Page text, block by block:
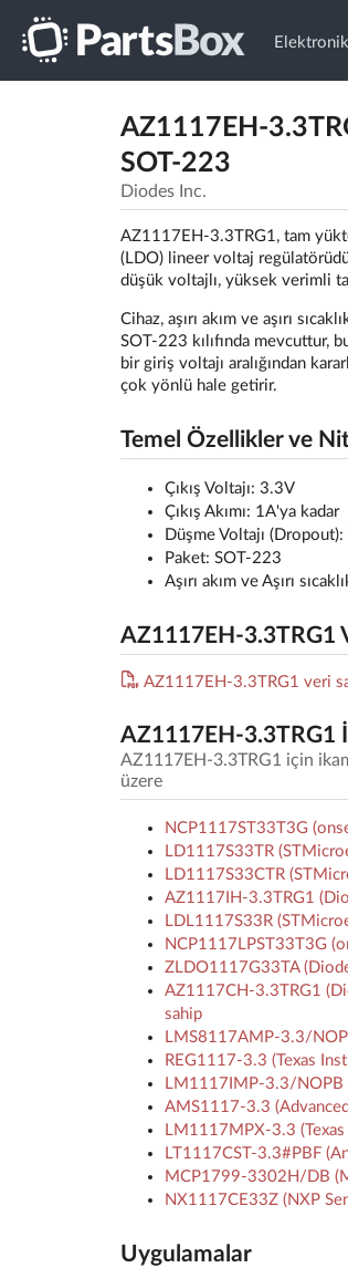
AZ1117EH-
SOT-223
Diodes Inc.
AZ1117EH-3.3TRG1, tam
(LDO) lineer voltaj
düşük voltajlı, yüksek verimli
Cihaz, aşırı akım ve aşırı
SOT-223 kılıfında mevcuttur,
bir giriş voltajı aralığından
çok yönlü hale getirir.
Temel Özellikler ve
Çıkış Voltajı: 3.3V
Çıkış Akımı: 1A'ya kadar
Düşme Voltajı
Paket: SOT-223
Aşırı akım ve Aşırı
AZ1117EH-3.3TRG1
AZ1117EH-3.3TRG1 veri
AZ1117EH-3.3TRG1
AZ1117EH-3.3TRG1 için
üzere
NCP1117ST33T3G
LD1117S33TR
LD1117S33CTR
AZ1117IH-3.3TRG1
LDL1117S33R
NCP1117LPST33T3G
ZLDO1117G33TA
AZ1117CH-3.3TRG1
sahip
LMS8117AMP-3.3/
REG1117-3.3 (Texas
LM1117IMP-3.3/NOPB
AMS1117-3.3
LM1117MPX-3.3
LT1117CST-3.3#PBF
MCP1799-3302H/DB
NX1117CE33Z (NXP
Uygulamalar